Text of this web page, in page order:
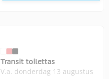
Transit toilettas
V.a. donderdag 13 augustus